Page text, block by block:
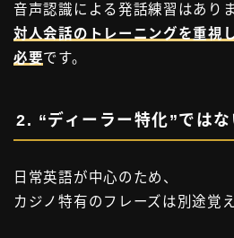
音声認識による発話練習はあり
対人会話のトレーニングを重視
必要です。
2. “ディーラー特化”ではな
日常英語が中心のため、
カジノ特有のフレーズは別途覚